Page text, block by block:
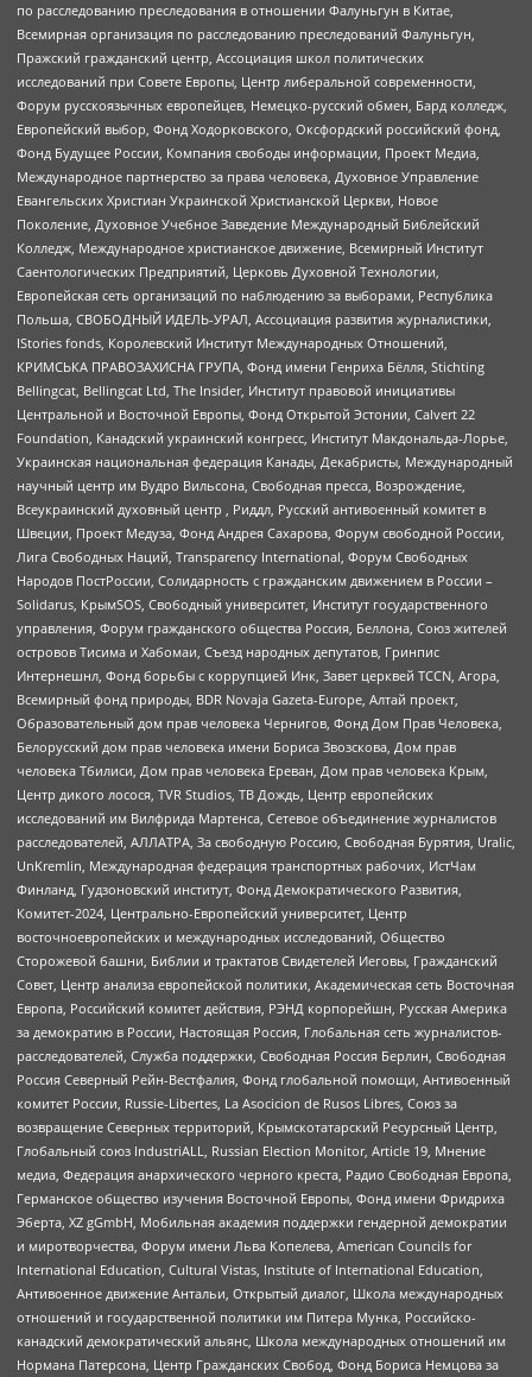
по расследованию преследования в отношении Фалуньгун в Китае,
Всемирная организация по расследованию преследований Фалуньгун,
Пражский гражданский центр, Ассоциация школ политических
исследований при Совете Европы, Центр либеральной современности,
Форум русскоязычных европейцев, Немецко-русский обмен, Бард колледж,
Европейский выбор, Фонд Ходорковского, Оксфордский российский фонд,
Фонд Будущее России, Компания свободы информации, Проект Медиа,
Международное партнерство за права человека, Духовное Управление
Евангельских Христиан Украинской Христианской Церкви, Новое
Поколение, Духовное Учебное Заведение Международный Библейский
Колледж, Международное христианское движение, Всемирный Институт
Саентологических Предприятий, Церковь Духовной Технологии,
Европейская сеть организаций по наблюдению за выборами, Республика
Польша, СВОБОДНЫЙ ИДЕЛЬ-УРАЛ, Ассоциация развития журналистики,
IStories fonds, Королевский Институт Международных Отношений,
КРИМСЬКА ПРАВОЗАХИСНА ГРУПА, Фонд имени Генриха Бёлля, Stichting
Bellingcat, Bellingcat Ltd, The Insider, Институт правовой инициативы
Центральной и Восточной Европы, Фонд Открытой Эстонии, Calvert 22
Foundation, Канадский украинский конгресс, Институт Макдональда-Лорье,
Украинская национальная федерация Канады, Декабристы, Международный
научный центр им Вудро Вильсона, Свободная пресса, Возрождение,
Всеукраинский духовный центр , Риддл, Русский антивоенный комитет в
Швеции, Проект Медуза, Фонд Андрея Сахарова, Форум свободной России,
Лига Свободных Наций, Transparеncy International, Форум Свободных
Народов ПостРоссии, Солидарность с гражданским движением в России –
Solidarus, КрымSOS, Свободный университет, Институт государственного
управления, Форум гражданского общества Россия, Беллона, Союз жителей
островов Тисима и Хабомаи, Съезд народных депутатов, Гринпис
Интернешнл, Фонд борьбы с коррупцией Инк, Завет церквей TCCN, Агора,
Всемирный фонд природы, BDR Novaja Gazeta-Europe, Алтай проект,
Образовательный дом прав человека Чернигов, Фонд Дом Прав Человека,
Белорусский дом прав человека имени Бориса Звозскова, Дом прав
человека Тбилиси, Дом прав человека Ереван, Дом прав человека Крым,
Центр дикого лосося, TVR Studios, ТВ Дождь, Центр европейских
исследований им Вилфрида Мартенса, Сетевое объединение журналистов
расследователей, АЛЛАТРА, За свободную Россию, Свободная Бурятия, Uralic,
UnKremlin, Международная федерация транспортных рабочих, ИстЧам
Финланд, Гудзоновский институт, Фонд Демократического Развития,
Комитет-2024, Центрально-Европейский университет, Центр
восточноевропейских и международных исследований, Общество
Сторожевой башни, Библии и трактатов Свидетелей Иеговы, Гражданский
Совет, Центр анализа европейской политики, Академическая сеть Восточная
Европа, Российский комитет действия, РЭНД корпорейшн, Русская Америка
за демократию в России, Настоящая Россия, Глобальная сеть журналистов-
расследователей, Служба поддержки, Свободная Россия Берлин, Свободная
Россия Северный Рейн-Вестфалия, Фонд глобальной помощи, Антивоенный
комитет России, Russie-Libertes, La Asocicion de Rusos Libres, Союз за
возвращение Северных территорий, Крымскотатарский Ресурсный Центр,
Глобальный союз IndustriALL, Russian Election Monitor, Article 19, Мнение
медиа, Федерация анархического черного креста, Радио Свободная Европа,
Германское общество изучения Восточной Европы, Фонд имени Фридриха
Эберта, XZ gGmbH, Мобильная академия поддержки гендерной демократии
и миротворчества, Форум имени Льва Копелева, American Councils for
International Education, Cultural Vistas, Institute of International Education,
Антивоенное движение Антальи, Открытый диалог, Школа международных
отношений и государственной политики им Питера Мунка, Российско-
канадский демократический альянс, Школа международных отношений им
Нормана Патерсона, Центр Гражданских Свобод, Фонд Бориса Немцова за